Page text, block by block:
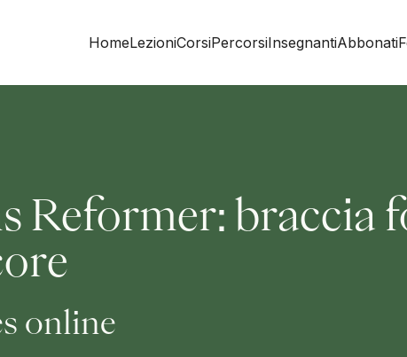
HomeLezioniCorsiPercorsiInsegnantiAbbonati
Reformer: braccia
online